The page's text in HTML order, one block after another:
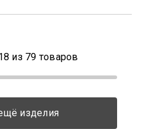
из 79 товаров
изделия